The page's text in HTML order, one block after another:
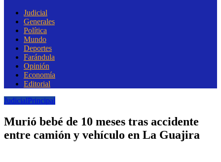
Judicial
Generales
Política
Mundo
Deportes
Farándula
Opinión
Economía
Editorial
JudicialPrincipal
Murió bebé de 10 meses tras accidente
entre camión y vehículo en La Guajira